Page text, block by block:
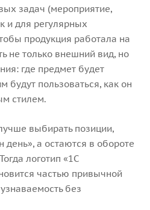
задач (мероприятие,
и для регулярных
продукция работала на
не только внешний вид, но
где предмет будет
будут пользоваться, как он
стилем.
выбирать позиции,
день», а остаются в обороте
логотип «1С
частью привычной
без